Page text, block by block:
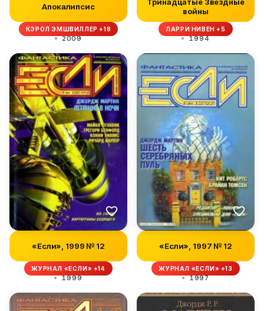
Апокалипсис
КЭРОЛ ЭМШВИЛЛЕР +18
2009
войны
ЛАРРИ НИВЕН +5
1994
«Если», 1999 № 12
ЖУРНАЛ «ЕСЛИ» +14
1999
«Если», 1997 № 12
ЖУРНАЛ «ЕСЛИ» +13
1997